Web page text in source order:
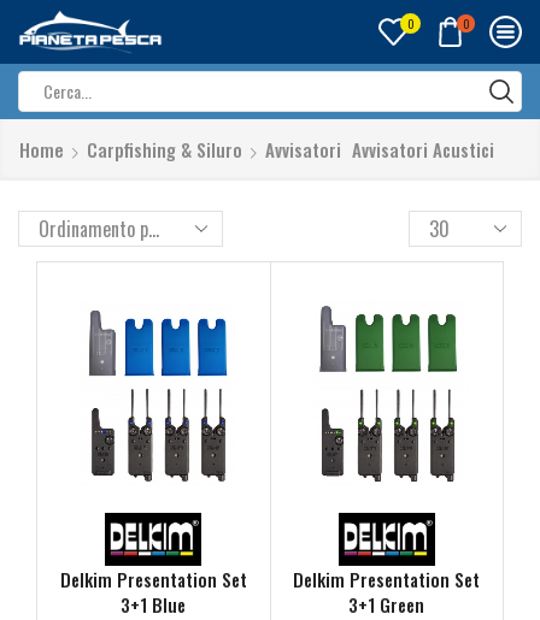
0 0
input
Home Carpfishing & Siluro Avvisatori Avvisatori Acustici
Delkim Presentation Set
3+1 Blue
Delkim Presentation Set
3+1 Green